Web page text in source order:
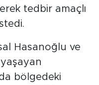
tedbir amaçlı
Hasanoğlu ve
bölgedeki